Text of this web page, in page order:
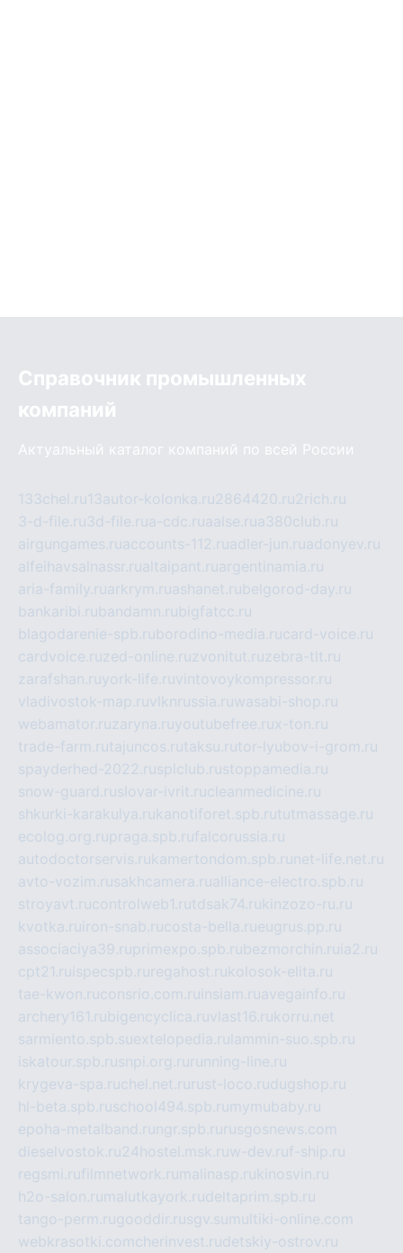
Справочник промышленных
компаний
Актуальный каталог компаний по всей России
133chel.ru13autor-kolonka.ru2864420.ru2rich.ru
3-d-file.ru3d-file.rua-cdc.ruaalse.rua380club.ru
airgungames.ruaccounts-112.ruadler-jun.ruadonyev.ru
alfeihavsalnassr.rualtaipant.ruargentinamia.ru
aria-family.ruarkrym.ruashanet.rubelgorod-day.ru
bankaribi.rubandamn.rubigfatcc.ru
blagodarenie-spb.ruborodino-media.rucard-voice.ru
cardvoice.ruzed-online.ruzvonitut.ruzebra-tlt.ru
zarafshan.ruyork-life.ruvintovoykompressor.ru
vladivostok-map.ruvlknrussia.ruwasabi-shop.ru
webamator.ruzaryna.ruyoutubefree.rux-ton.ru
trade-farm.rutajuncos.rutaksu.rutor-lyubov-i-grom.ru
spayderhed-2022.rusplclub.rustoppamedia.ru
snow-guard.ruslovar-ivrit.rucleanmedicine.ru
shkurki-karakulya.rukanotiforet.spb.rututmassage.ru
ecolog.org.rupraga.spb.rufalcorussia.ru
autodoctorservis.rukamertondom.spb.ru net-life.net.ru
avto-vozim.rusakhcamera.rualliance-electro.spb.ru
stroyavt.rucontrolweb1.rutdsak74.rukinzozo-ru.ru
kvotka.ru iron-snab.rucosta-bella.rueugrus.pp.ru
associaciya39.ruprimexpo.spb.rubezmorchin.ru ia2.ru
cpt21.ru ispecspb.ru regahost.rukolosok-elita.ru
tae-kwon.ruconsrio.com.ru insiam.ruavegainfo.ru
archery161.rubigencyclica.ruvlast16.rukorru.net
sarmiento.spb.suextelopedia.ru lammin-suo.spb.ru
iskatour.spb.rusnpi.org.ru running-line.ru
krygeva-spa.ruchel.net.ru rust-loco.rudugshop.ru
hl-beta.spb.ruschool494.spb.ru mymubaby.ru
epoha-metalband.ru ngr.spb.ru rusgosnews.com
dieselvostok.ru24hostel.msk.ruw-dev.ruf-ship.ru
regsmi.rufilmnetwork.ru malinasp.rukinosvin.ru
h2o-salon.ru malutkayork.rudeltaprim.spb.ru
tango-perm.rugooddir.rusgv.su multiki-online.com
webkrasotki.comcherinvest.rudetskiy-ostrov.ru